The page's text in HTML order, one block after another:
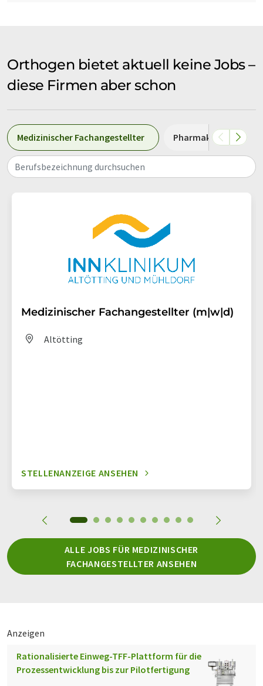
Orthogen bietet aktuell keine Jobs –
diese Firmen aber schon
Medizinischer Fachangestellter Pharmakant
Berufsbezeichnung durchsuchen
Medizinischer Fachangestellter (m|w|d)
Altötting
STELLENANZEIGE ANSEHEN
ALLE JOBS FÜR MEDIZINISCHER
FACHANGESTELLTER ANSEHEN
Anzeigen
Rationalisierte Einweg-TFF-Plattform für die
Prozessentwicklung bis zur Pilotfertigung